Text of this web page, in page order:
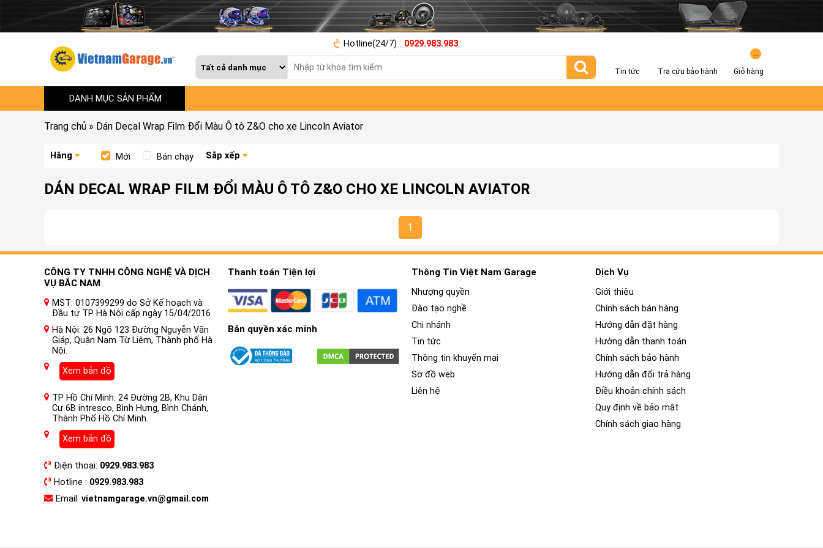
Hotline(24/7) : 0929.983.983
Tin tức Tra cứu bảo hành Giỏ hàng
DANH MỤC SẢN PHẨM
Trang chủ » Dán Decal Wrap Film Đổi Màu Ô tô Z&O cho xe Lincoln Aviator
Hãng Mới Bán chạy Sắp xếp
DÁN DECAL WRAP FILM ĐỔI MÀU Ô TÔ Z&O CHO XE LINCOLN AVIATOR
1
CÔNG TY TNHH CÔNG NGHỆ VÀ DỊCH
VỤ BẮC NAM
MST: 0107399299 do Sở Kế hoạch và
Đầu tư TP Hà Nội cấp ngày 15/04/2016
Hà Nội: 26 Ngõ 123 Đường Nguyễn Văn
Giáp, Quận Nam Từ Liêm, Thành phố Hà
Nội.
Xem bản đồ
TP Hồ Chí Minh: 24 Đường 2B, Khu Dân
Cư 6B intresco, Bình Hưng, Bình Chánh,
Thành Phố Hồ Chí Minh.
Xem bản đồ
Điện thoại: 0929.983.983
Hotline : 0929.983.983
Email: vietnamgarage.vn@gmail.com
Thanh toán Tiện lợi
Bản quyền xác minh
Thông Tin Việt Nam Garage
Nhượng quyền
Đào tạo nghề
Chi nhánh
Tin tức
Thông tin khuyến mại
Sơ đồ web
Liên hệ
Dịch Vụ
Giới thiệu
Chính sách bán hàng
Hướng dẫn đặt hàng
Hướng dẫn thanh toán
Chính sách bảo hành
Hướng dẫn đổi trả hàng
Điều khoản chính sách
Quy định về bảo mật
Chính sách giao hàng